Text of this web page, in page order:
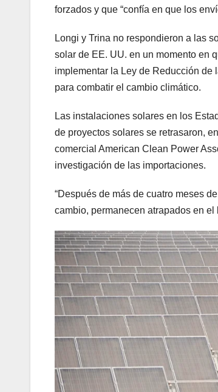
forzados y que “confía en que los
Longi y Trina no respondieron a las
solar de EE. UU. en un momento en
implementar la Ley de Reducción de
para combatir el cambio climático.
Las instalaciones solares en los
de proyectos solares se retrasaron,
comercial American Clean Power
investigación de las importaciones.
“Después de más de cuatro meses
cambio, permanecen atrapados en